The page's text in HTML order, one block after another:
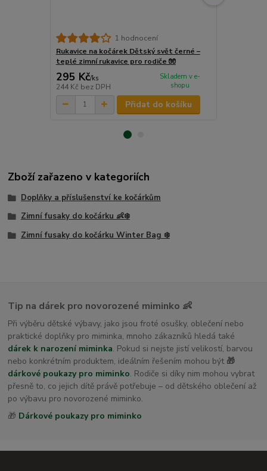
1 hodnocení
Rukavice na kočárek Dětský svět černé –
teplé zimní rukavice pro rodiče 🧤
295 Kč/ks
244 Kč bez DPH
Skladem v e-
shopu
Přidat do košíku
Zboží zařazeno v kategoriích
Doplňky a příslušenství ke kočárkům
Zimní fusaky do kočárku 👶❄️
Zimní fusaky do kočárku Winter Bag ❄️
Tip na dárek pro novorozené miminko 👶
Při výběru dětské výbavy, jako jsou froté osušky, oblečení nebo
praktické doplňky pro miminka, mnoho zákazníků hledá také
dárek k narození miminka. Pokud si nejste jistí velikostí, barvou
nebo konkrétním produktem, ideálním řešením mohou být 🎁
dárkové poukazy pro miminko. Rodiče si díky nim mohou vybrat
přesně to, co jejich dítě právě potřebuje – od dětského oblečení až
po výbavu pro novorozené miminko.
🎁 Dárkové poukazy pro miminko